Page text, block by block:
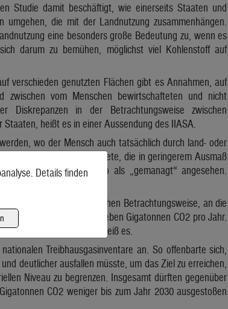
Studie damit beschäftigt, wie einerseits Staaten und
umgehen, die mit der Landnutzung zusammenhängen.
eine besonders große Bedeutung zu, wenn es
darum zu bemühen, möglichst viel Kohlenstoff auf
verschieden genutzten Flächen gibt es Annahmen, auf
zwischen vom Menschen bewirtschafteten und nicht
Diskrepanzen in der Betrachtungsweise zwischen
heißt es in einer Aussendung des IIASA.
wo der Mensch auch tatsächlich durch land- oder
der Länder auch Gebiete, die in geringerem Ausmaß
genutzt werden, ebenso als „gemanagt“ angesehen.
der wissenschaftlichen Betrachtungsweise, an die
zwischen vier und sieben Gigatonnen CO2 pro Jahr.
heiß es.
Treibhausgasinventare an. So offenbarte sich,
deutlicher ausfallen müsste, um das Ziel zu erreichen,
Niveau zu begrenzen. Insgesamt dürften gegenüber
CO2 weniger bis zum Jahr 2030 ausgestoßen
Details finden